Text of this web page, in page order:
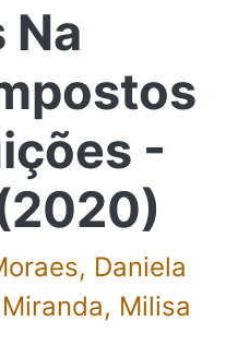
Na
-
Daniela
Milisa